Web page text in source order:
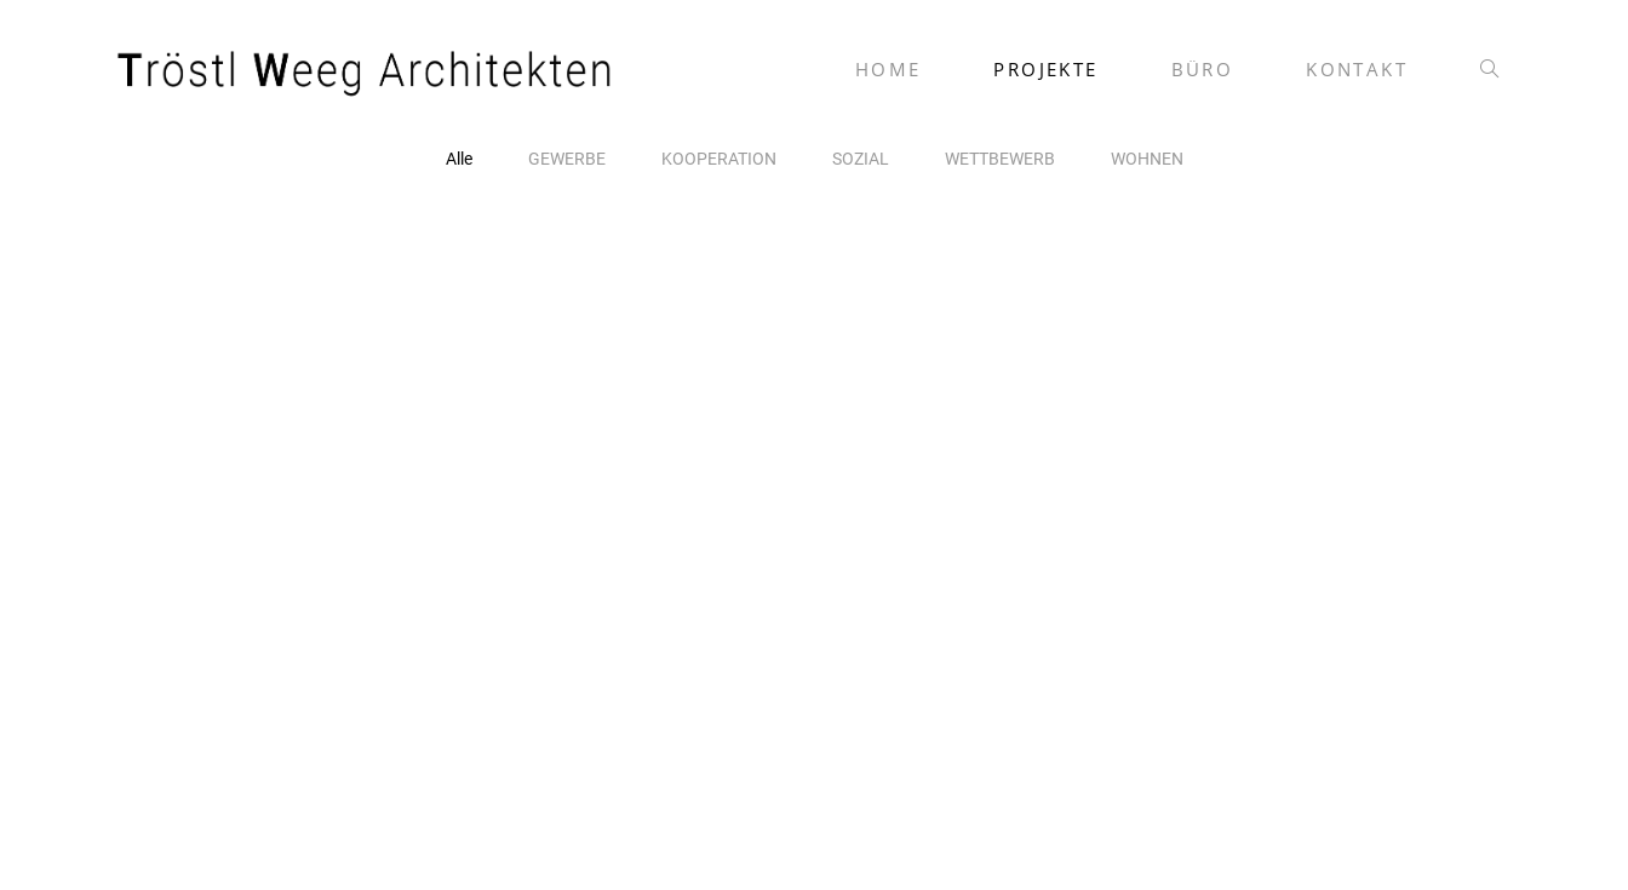
HOME PROJEKTE BÜRO KONTAKT
Alle GEWERBE KOOPERATION SOZIAL WETTBEWERB WOHNEN